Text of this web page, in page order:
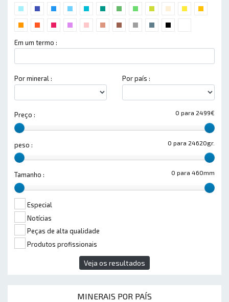
Em um termo :
Por mineral : Por país :
0 para 2499€
Preço :
0 para 24620gr.
peso :
0 para 460mm
Tamanho :
Especial
Notícias
Peças de alta qualidade
Produtos profissionais
Veja os resultados
MINERAIS POR PAÍS